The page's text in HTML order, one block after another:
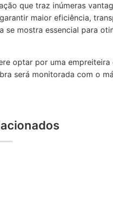
que traz inúmeras
maior eficiência,
se mostra essencial para
optar por uma
será monitorada com o